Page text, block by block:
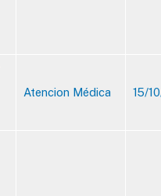
Atencion Médica 15/